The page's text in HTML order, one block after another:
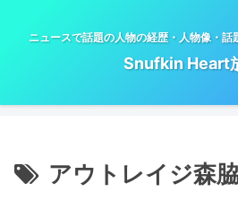
ニュースで話題の人物の経歴・人物像・
Snufkin Heart
アウトレイジ森